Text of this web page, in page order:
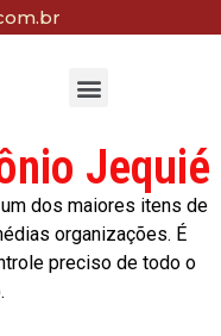
Jequié
dos maiores itens de
organizações. É
preciso de todo o